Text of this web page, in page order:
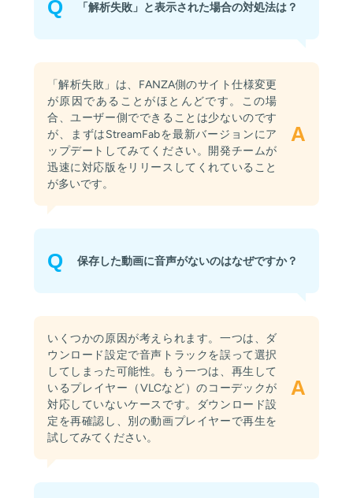
Q 「解析失敗」と表示された場合の対処法は？
「解析失敗」は、FANZA側のサイト仕様変更
が原因であることがほとんどです。この場
合、ユーザー側でできることは少ないのです
が、まずはStreamFabを最新バージョンにア
ップデートしてみてください。開発チームが
迅速に対応版をリリースしてくれていること
が多いです。
A
Q 保存した動画に音声がないのはなぜですか？
いくつかの原因が考えられます。一つは、ダ
ウンロード設定で音声トラックを誤って選択
してしまった可能性。もう一つは、再生して
いるプレイヤー（VLCなど）のコーデックが
対応していないケースです。ダウンロード設
定を再確認し、別の動画プレイヤーで再生を
試してみてください。
A